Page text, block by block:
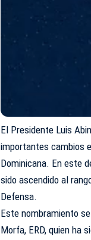
El Presidente Luis
importantes cambios
Dominicana. En este
sido ascendido al
Defensa.
Este nombramiento
Morfa, ERD, quien ha